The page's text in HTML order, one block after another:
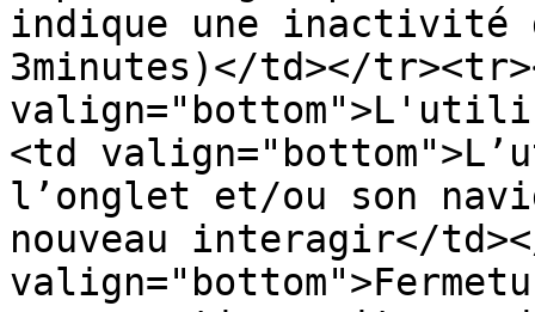
indique une
3minutes)</td></
<td
l’onglet et/ou son
nouveau interagir</